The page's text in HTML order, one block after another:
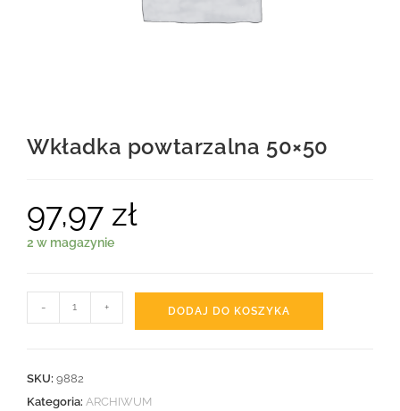
Wkładka powtarzalna 50×50
97,97 zł
2 w magazynie
- + DODAJ DO KOSZYKA
SKU: 9882
Kategoria: ARCHIWUM